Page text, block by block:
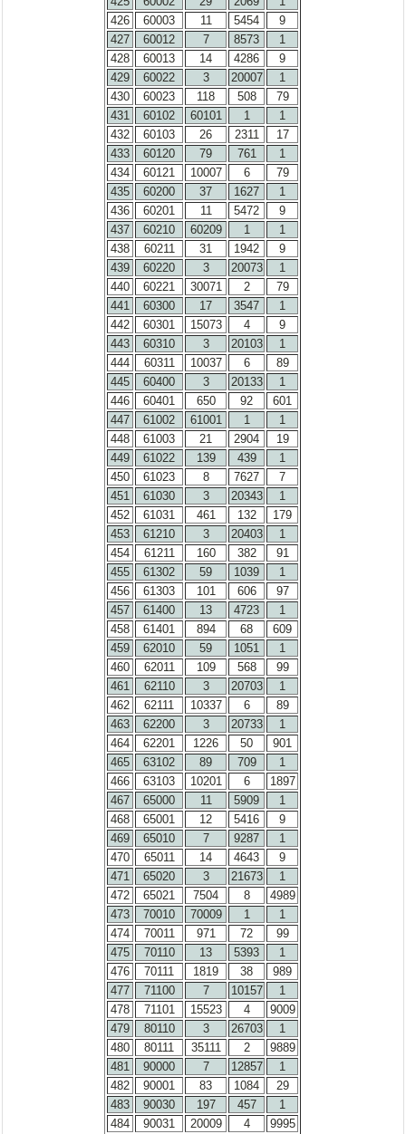
426
60003 11 5454
9
427
60012 7 8573
1
428
60013 14 4286
9
429
60022 3 20007
1
430
60023 118 508
79
431
60102 60101 1
1
432
60103 26 2311
17
433
60120 79 761
1
434
60121 10007 6
79
435
60200 37 1627
1
436
60201 11 5472
9
437
60210 60209 1
1
438
60211 31 1942
9
439
60220 3 20073
1
440
60221 30071 2
79
441
60300 17 3547
1
442
60301 15073 4
9
443
60310 3 20103
1
444
60311 10037 6
89
445
60400 3 20133
1
446
60401 650 92
601
447
61002 61001 1
1
448
61003 21 2904
19
449
61022 139 439
1
450
61023 8 7627
7
451
61030 3 20343
1
452
61031 461 132
179
453
61210 3 20403
1
454
61211 160 382
91
455
61302 59 1039
1
456
61303 101 606
97
457
61400 13 4723
1
458
61401 894 68
609
459
62010 59 1051
1
460
62011 109 568
99
461
62110 3 20703
1
462
62111 10337 6
89
463
62200 3 20733
1
464
62201 1226 50
901
465
63102 89 709
1
466
63103 10201 6
1897
467
65000 11 5909
1
468
65001 12 5416
9
469
65010 7 9287
1
470
65011 14 4643
9
471
65020 3 21673
1
472
65021 7504 8
4989
473
70010 70009 1
1
474
70011 971 72
99
475
70110 13 5393
1
476
70111 1819 38
989
477
71100 7 10157
1
478
71101 15523 4
9009
479
80110 3 26703
1
480
80111 35111 2
9889
481
90000 7 12857
1
482
90001 83 1084
29
483
90030 197 457
1
484
90031 20009 4 9995